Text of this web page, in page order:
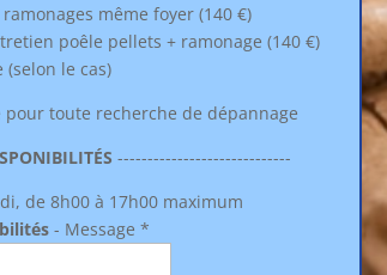
ramonages même foyer (140 €)
poêle pellets + ramonage (140 €)
(selon le cas)
toute recherche de dépannage
-----------------------------
de 8h00 à 17h00 maximum
- Message *